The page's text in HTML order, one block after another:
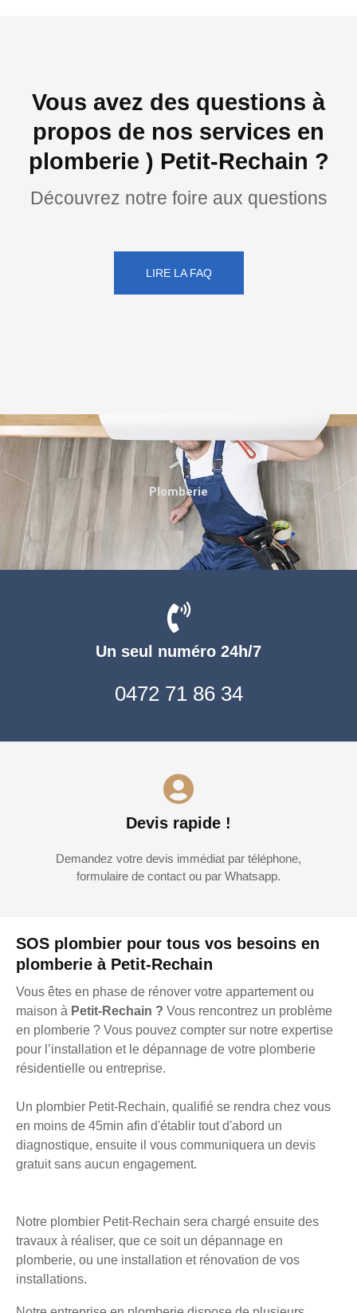
Vous avez des questions à
propos de nos services en
plomberie ) Petit-Rechain ?
Découvrez notre foire aux questions
LIRE LA FAQ
SOS plombier pour tous vos besoins en
plomberie à Petit-Rechain
Vous êtes en phase de rénover votre appartement ou
maison à Petit-Rechain ? Vous rencontrez un problème
en plomberie ? Vous pouvez compter sur notre expertise
pour l’installation et le dépannage de votre plomberie
résidentielle ou entreprise.
Un plombier Petit-Rechain, qualifié se rendra chez vous
en moins de 45min afin d'établir tout d'abord un
diagnostique, ensuite il vous communiquera un devis
gratuit sans aucun engagement.
Notre plombier Petit-Rechain sera chargé ensuite des
travaux à réaliser, que ce soit un dépannage en
plomberie, ou une installation et rénovation de vos
installations.
Un seul numéro 24h/7
0472 71 86 34
Devis rapide !
Demandez votre devis immédiat par téléphone,
formulaire de contact ou par Whatsapp.
Plomberie